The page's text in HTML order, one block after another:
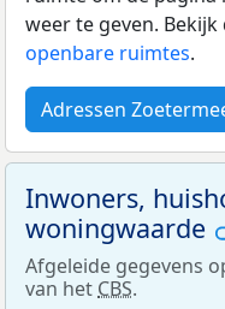
weer te geven. Bekijk
openbare ruimtes.
Adressen
Inwoners,
woningwaarde
Afgeleide gegevens
van het CBS.